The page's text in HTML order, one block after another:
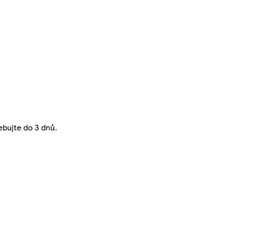
do 3 dnů.